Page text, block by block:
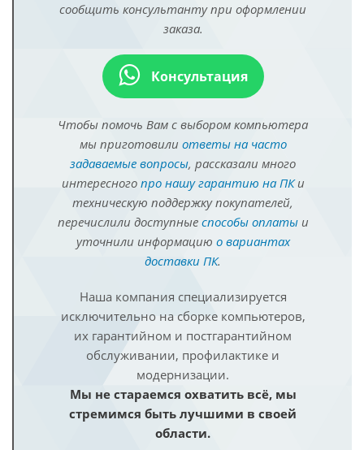
сообщить консультанту при оформлении
заказа.
Консультация
Чтобы помочь Вам с выбором компьютера
мы приготовили ответы на часто
задаваемые вопросы, рассказали много
интересного про нашу гарантию на ПКи
техническую поддержку покупателей,
перечислили доступные способы оплатыи
уточнили информацию о вариантах
доставки ПК.
Наша компания специализируется
исключительно на сборке компьютеров,
их гарантийном и постгарантийном
обслуживании, профилактике и
модернизации.
Мы не стараемся охватить всё, мы
стремимся быть лучшими в своей
области.